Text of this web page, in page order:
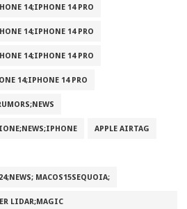
14;IPHONE 14 PRO
14;IPHONE 14 PRO
14;IPHONE 14 PRO
14;IPHONE 14 PRO
APPLE AIRTAG
MACOS15SEQUOIA;
LIDAR;MAGIC